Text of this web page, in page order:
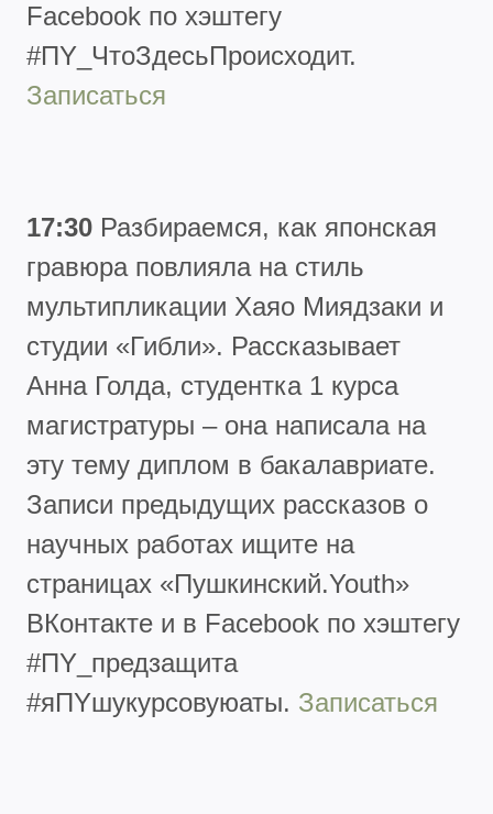
Facebook по хэштегу
#ПY_ЧтоЗдесьПроисходит.
Записаться
17:30 Разбираемся, как японская
гравюра повлияла на стиль
мультипликации Хаяо Миядзаки и
студии «Гибли». Рассказывает
Анна Голда, студентка 1 курса
магистратуры – она написала на
эту тему диплом в бакалавриате.
Записи предыдущих рассказов о
научных работах ищите на
страницах «Пушкинский.Youth»
ВКонтакте и в Facebook по хэштегу
#ПY_предзащита
#яПYшукурсовуюаты. Записаться